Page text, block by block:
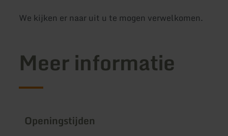
We kijken er naar uit u te mogen verwelkomen.
Meer informatie
Openingstijden